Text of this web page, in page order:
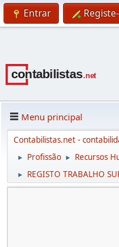
Entrar
Menu principal
Contabilistas.net -
► Profissão ► Recursos
► REGISTO TRABALHO